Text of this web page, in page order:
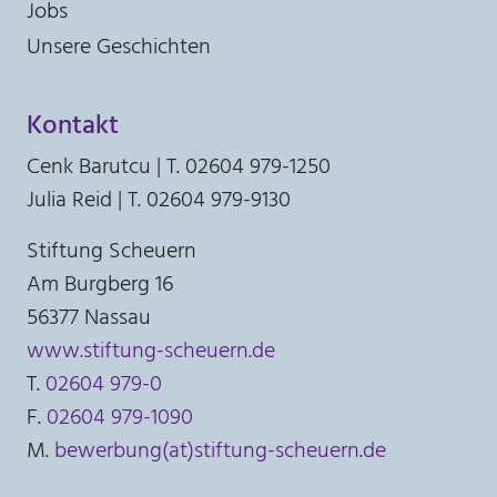
Jobs
Unsere Geschichten
Kontakt
Cenk Barutcu | T. 02604 979-1250
Julia Reid | T. 02604 979-9130
Stiftung Scheuern
Am Burgberg 16
56377 Nassau
www.stiftung-scheuern.de
T. 02604 979-0
F. 02604 979-1090
M. bewerbung(at)stiftung-scheuern.de